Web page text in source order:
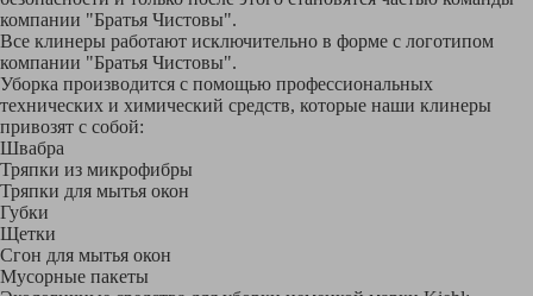
компании "Братья Чистовы".
Все клинеры работают исключительно в форме с логотипом
компании "Братья Чистовы".
Уборка производится с помощью профессиональных
технических и химический средств, которые наши клинеры
привозят с собой:
Швабра
Тряпки из микрофибры
Тряпки для мытья окон
Губки
Щетки
Сгон для мытья окон
Мусорные пакеты